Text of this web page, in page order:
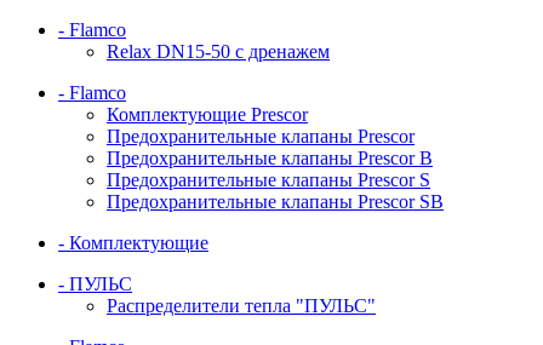
- Flamco
Relax DN15-50 с дренажем
- Flamco
Комплектующие Prescor
Предохранительные клапаны Prescor
Предохранительные клапаны Prescor B
Предохранительные клапаны Prescor S
Предохранительные клапаны Prescor SB
- Комплектующие
- ПУЛЬС
Распределители тепла "ПУЛЬС"